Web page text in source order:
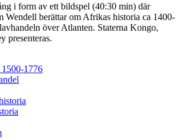
i form av ett bildspel (40:30 min) där
Wendell berättar om Afrikas historia ca 1400-
över Atlanten. Staterna Kongo,
presenteras.
1776